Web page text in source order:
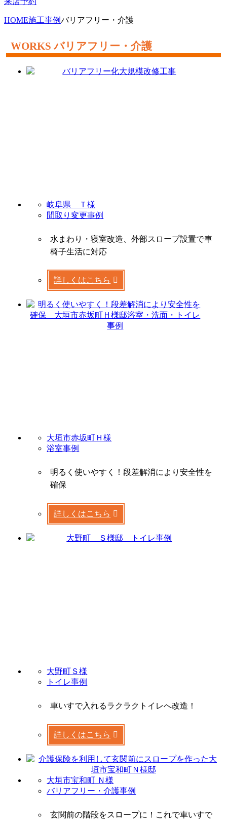
HOME施工事例バリアフリー・介護
バリアフリー・介護
岐阜県 Ｔ様
間取り変更事例
水まわり・寝室改造、外部スロープ設置で車
椅子生活に対応
詳しくはこちら
大垣市赤坂町Ｈ様
浴室事例
明るく使いやすく！段差解消により安全性を
確保
詳しくはこちら
大野町Ｓ様
トイレ事例
車いすで入れるラクラクトイレへ改造！
詳しくはこちら
大垣市宝和町 Ｎ様
バリアフリー・介護事例
玄関前の階段をスロープに！これで車いすで